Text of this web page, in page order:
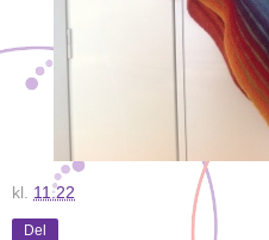
kl. 11.22
Del